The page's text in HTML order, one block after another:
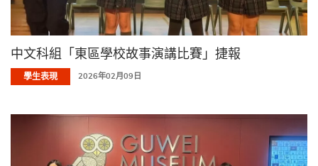
中文科組「東區學校故事演講比賽」捷報
學生表現 2026年02月09日